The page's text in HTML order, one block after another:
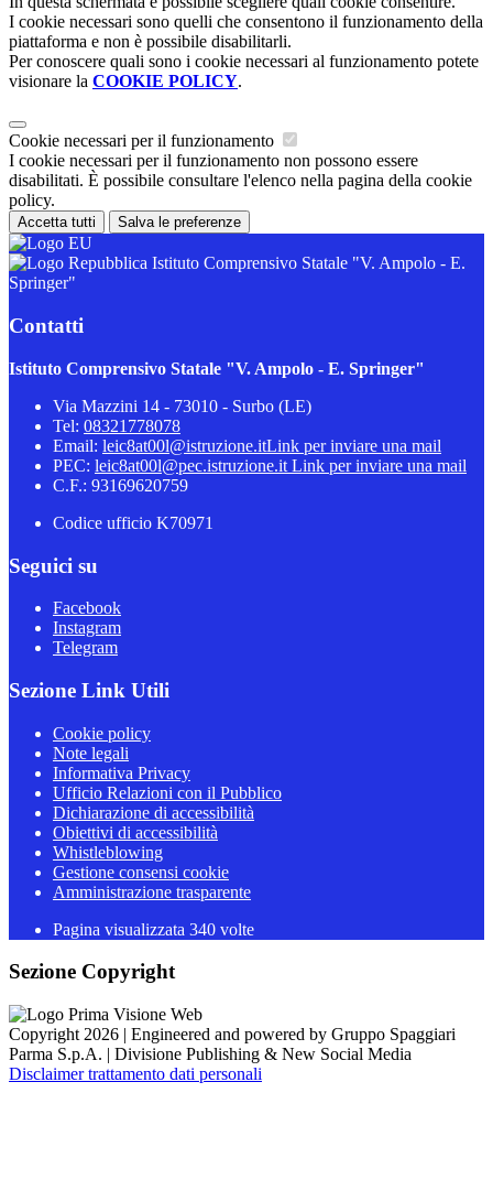
I cookie necessari sono quelli che consentono il funzionamento della
piattaforma e non è possibile disabilitarli.
Per conoscere quali sono i cookie necessari al funzionamento potete
visionare la COOKIE POLICY.
Cookie necessari per il funzionamento
I cookie necessari per il funzionamento non possono essere
disabilitati. È possibile consultare l'elenco nella pagina della cookie
policy.
Accetta tutti Salva le preferenze
Istituto Comprensivo Statale "V. Ampolo - E.
Springer"
Contatti
Istituto Comprensivo Statale "V. Ampolo - E. Springer"
Via Mazzini 14 - 73010 - Surbo (LE)
Tel: 08321778078
Email: leic8at00l@istruzione.itLink per inviare una mail
PEC: leic8at00l@pec.istruzione.it Link per inviare una mail
C.F.: 93169620759
Codice ufficio K70971
Seguici su
Facebook
Instagram
Telegram
Sezione Link Utili
Cookie policy
Note legali
Informativa Privacy
Ufficio Relazioni con il Pubblico
Dichiarazione di accessibilità
Obiettivi di accessibilità
Whistleblowing
Gestione consensi cookie
Amministrazione trasparente
Pagina visualizzata 340 volte
Sezione Copyright
Copyright 2026 | Engineered and powered by Gruppo Spaggiari
Parma S.p.A. | Divisione Publishing & New Social Media
Disclaimer trattamento dati personali